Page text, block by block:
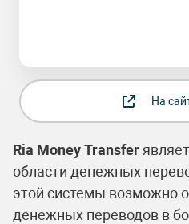
На
Ria Money Transfer
области денежных
этой системы возможно
денежных переводов в